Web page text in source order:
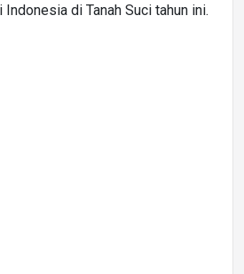
Indonesia di Tanah Suci tahun ini.